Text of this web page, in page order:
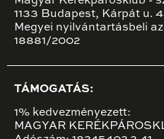
1133 Budapest, Kárpát u.
Megyei nyilvántartásbeli
18881/2002
TÁMOGATÁS:
1% kedvezményezett:
MAGYAR